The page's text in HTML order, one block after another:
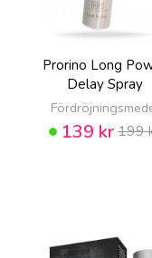
Prorino Long
Delay Spray
139 kr199